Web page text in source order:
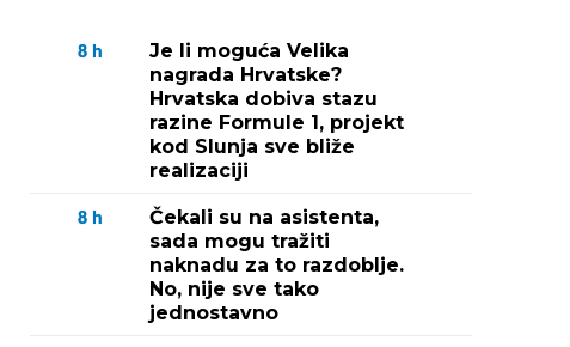
8 h
Je li moguća Velika
nagrada Hrvatske?
Hrvatska dobiva stazu
razine Formule 1, projekt
kod Slunja sve bliže
realizaciji
8 h
Čekali su na asistenta,
sada mogu tražiti
naknadu za to razdoblje.
No, nije sve tako
jednostavno